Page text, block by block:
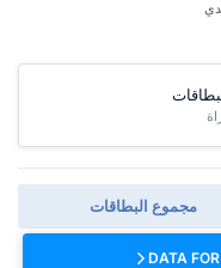
مجموع البطاقات
DATA